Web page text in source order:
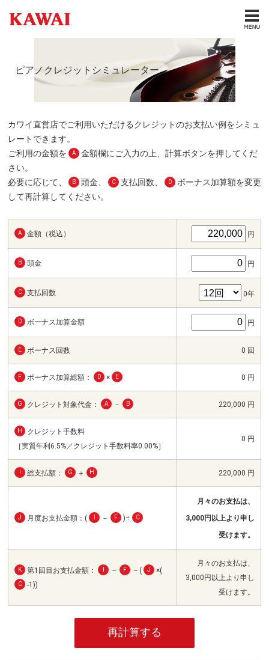
ピアノクレジットシミュレーター
カワイ直営店でご利用いただけるクレジットのお支払い例をシミュ
レートできます。
ご利用の金額を
A
金額欄にご入力の上、計算ボタンを押してくだ
さい。
必要に応じて、
B 頭金、 C 支払回数、 D
ボーナス加算額を変更
して再計算してください。
A 金額（税込） 円
B 頭金 円
C 支払回数 0年
D ボーナス加算金額 円
E ボーナス回数 0 回
F ボーナス加算総額： D × E 0 円
G クレジット対象代金： A － B 220,000 円
H
クレジット手数料
［実質年利6.5%／クレジット手数料率0.00%］
0 円
総支払額： G ＋ H 220,000 円
J 月度お支払金額：( － F )÷ C
月々のお支払は、
3,000円以上より申し
受けます。
K 第1回目お支払金額： － F －( J ×(
C -1))
月々のお支払は、
3,000円以上より申し
受けます。
再計算する